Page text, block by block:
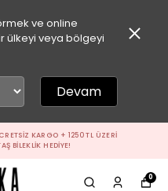
ve online
ülkeyi veya bölgeyi
Devam
1500 TL ÜZERI
0